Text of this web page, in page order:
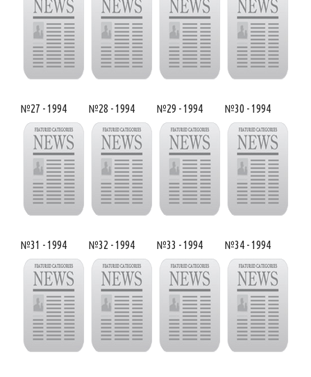
№27 - 1994 №28 - 1994 №29 - 1994 №30 - 1994
№31 - 1994 №32 - 1994 №33 - 1994 №34 - 1994